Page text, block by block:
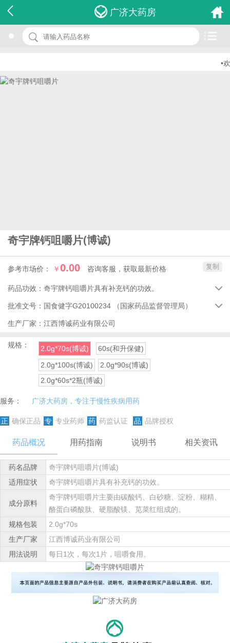
广济大药房
•欢
奇宇牌钙咀嚼片(博诚)
参考市场价： ￥0.00 咨询客服，获取最新价格
名 称：奇宇牌钙咀嚼片
品 牌：(博诚)
价 格：￥0.00
复制
药品功效： 奇宇牌钙咀嚼片具有补充钙的功效。 
批准文号： 国食健字G20100234 （国家药品监督管理局） 
生产厂家： 江西博诚药业有限公司
规格： 2.0g*70s(博诚)
60s(和升保健)
2.0g*100s(博诚)
2.0g*90s(博诚)
2.0g*60s*2瓶(博诚)
服务： 广济大药房，专注于慢性疾病用药
正 确保正品 专 专业药师 药 药监认证 品 品牌授权
药品概况 用药指南 说明书 相关资讯
药名品牌
奇宇牌钙咀嚼片(博诚)
适用症状
奇宇牌钙咀嚼片具有补充钙的功效。
成分原料
奇宇牌钙咀嚼片主要由碳酸钙、白砂糖、淀粉、糊精、
酪蛋白磷酸肽、硬脂酸镁、苋菜红组成的。
规格包装
2.0g*70s
生产厂家
江西博诚药业有限公司
用法说明
每日1次，每次1片，咀嚼食用。